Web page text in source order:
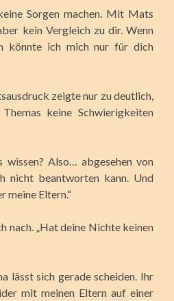
Sorgen machen. Mit Mats
kein Vergleich zu dir. Wenn
könnte ich mich nur für dich
zeigte nur zu deutlich,
keine Schwierigkeiten
wissen? Also… abgesehen von
nicht beantworten kann. Und
meine Eltern.“
nach. „Hat deine Nichte keinen
lässt sich gerade scheiden. Ihr
mit meinen Eltern auf einer